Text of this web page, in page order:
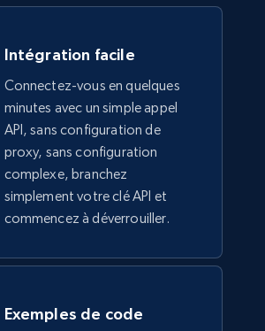
Intégration facile
Connectez-vous en quelques
minutes avec un simple appel
API, sans configuration de
proxy, sans configuration
complexe, branchez
simplement votre clé API et
commencez à déverrouiller.
Exemples de code